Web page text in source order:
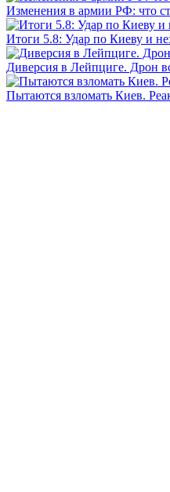
Изменения в армии РФ: что
Итоги 5.8: Удар по Киеву и
Диверсия в Лейпциге. Дрон
Пытаются взломать Киев.